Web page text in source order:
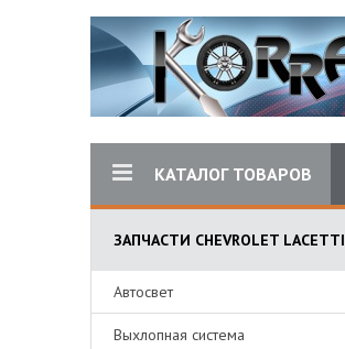
КАТАЛОГ ТОВАРОВ
ЗАПЧАСТИ CHEVROLET LACETTI
Автосвет
Выхлопная система